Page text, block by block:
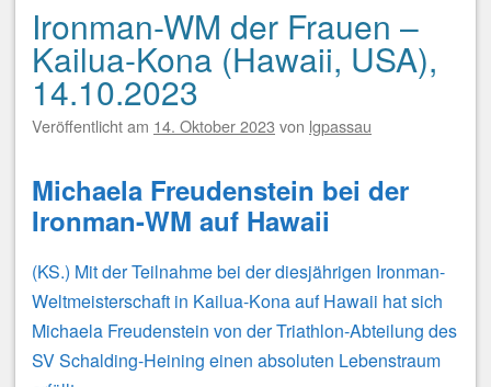
Ironman-WM der Frauen –
Kailua-Kona (Hawaii, USA),
14.10.2023
Veröffentlicht am 14. Oktober 2023 von lgpassau
Michaela Freudenstein bei der
Ironman-WM auf Hawaii
(KS.) Mit der Teilnahme bei der diesjährigen Ironman-
Weltmeisterschaft in Kailua-Kona auf Hawaii hat sich
Michaela Freudenstein von der Triathlon-Abteilung des
SV Schalding-Heining einen absoluten Lebenstraum